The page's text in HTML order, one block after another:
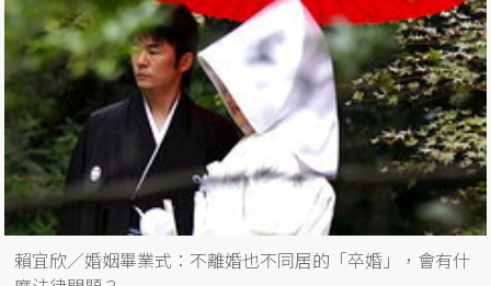
賴宜欣／婚姻畢業式：不離婚也不同居的「卒婚」，會有什